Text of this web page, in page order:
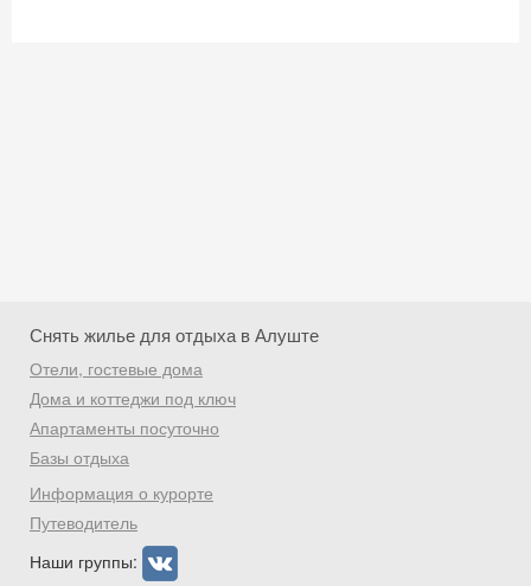
Снять жилье для отдыха в Алуште
Отели, гостевые дома
Дома и коттеджи под ключ
Апартаменты посуточно
Базы отдыха
Информация о курорте
Путеводитель
Наши группы:
Скидка −5%
Хочешь дешевле? Оставь почту и получи
промокод на первое бронирование!